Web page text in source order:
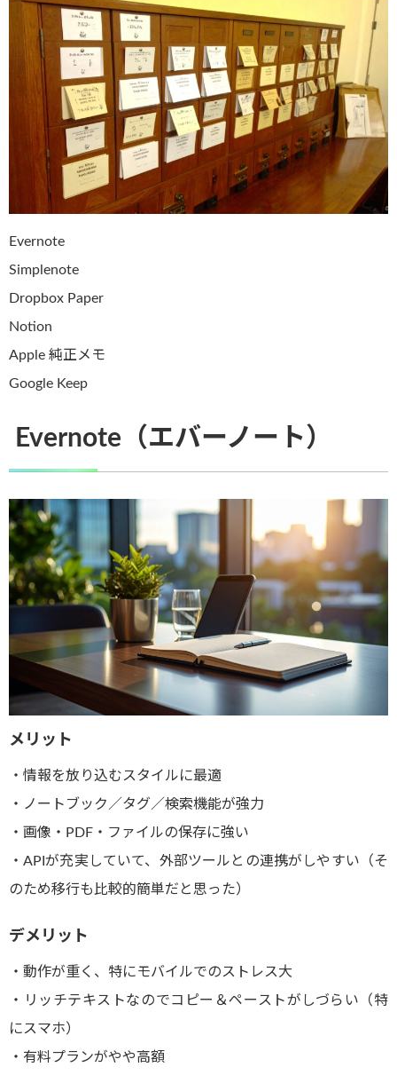
Evernote
Simplenote
Dropbox Paper
Notion
Apple 純正メモ
Google Keep
Evernote（エバーノート）
メリット
・情報を放り込むスタイルに最適
・ノートブック／タグ／検索機能が強力
・画像・PDF・ファイルの保存に強い
・APIが充実していて、外部ツールとの連携がしやすい（そ
のため移行も比較的簡単だと思った）
デメリット
・動作が重く、特にモバイルでのストレス大
・リッチテキストなのでコピー＆ペーストがしづらい（特
にスマホ）
・有料プランがやや高額